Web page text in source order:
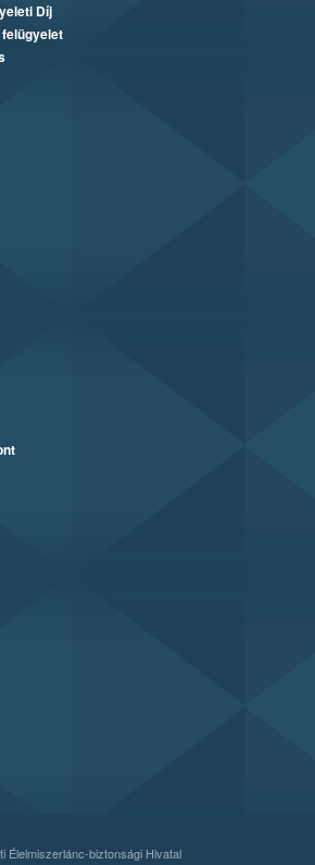
Díj
Élelmiszerlánc-biztonsági Hivatal